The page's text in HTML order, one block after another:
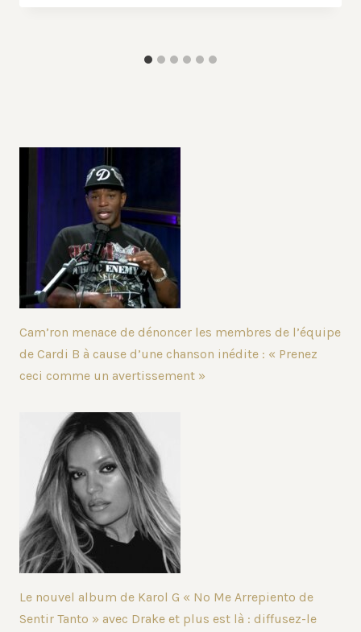
Cam’ron menace de dénoncer les membres de l’équipe
de Cardi B à cause d’une chanson inédite : « Prenez
ceci comme un avertissement »
Le nouvel album de Karol G « No Me Arrepiento de
Sentir Tanto » avec Drake et plus est là : diffusez-le